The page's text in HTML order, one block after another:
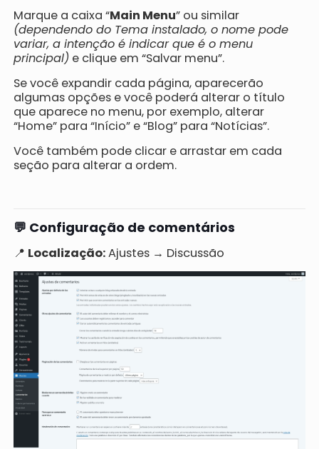
Marque a caixa “Main Menu” ou similar
(dependendo do Tema instalado, o nome pode
variar, a intenção é indicar que é o menu
principal) e clique em “Salvar menu”.
Se você expandir cada página, aparecerão
algumas opções e você poderá alterar o título
que aparece no menu, por exemplo, alterar
“Home” para “Início” e “Blog” para “Notícias”.
Você também pode clicar e arrastar em cada
seção para alterar a ordem.
💬 Configuração de comentários
📍 Localização:Ajustes → Discussão